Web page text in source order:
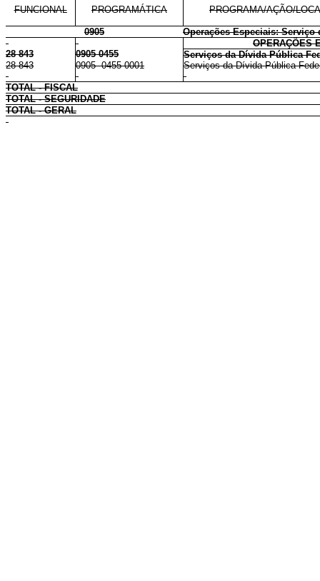
FUNCIONAL PROGRAMÁTICA PROGRAMA/AÇÃO/
0905
Operações Especiais: Serviço
OPERAÇÕES
28 843
0905 0455
Serviços da Dívida Pública
28 843
0905 0455 0001 Serviços da Dívida Pública
TOTAL - FISCAL
TOTAL - SEGURIDADE
TOTAL - GERAL